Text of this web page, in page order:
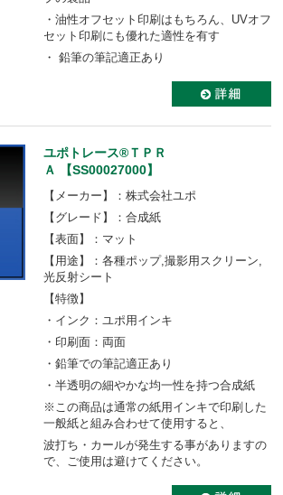
・油性オフセット印刷はもちろん、UVオフ
セット印刷にも優れた適性を有す
・ 鉛筆の筆記適正あり
ユポトレース®ＴＰＲ
Ａ 【SS00027000】
【メーカー】：株式会社ユポ
【グレード】：合成紙
【表面】：マット
【用途】：各種ポップ,撮影用スクリーン,
光反射シート
【特徴】
・インク：ユポ用インキ
・印刷面：両面
・鉛筆での筆記適正あり
・半透明の細やかな均一性を持つ合成紙
※この商品は通常の紙用インキで印刷した
一般紙と組み合わせて使用すると、
波打ち・カールが発生する事がありますの
で、ご使用は避けてください。